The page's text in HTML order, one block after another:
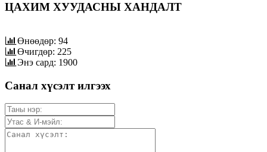
ЦАХИМ ХУУДАСНЫ ХАНДАЛТ
Өнөөдөр: 94
Өчигдөр: 225
Энэ сард: 1900
Санал хүсэлт илгээх